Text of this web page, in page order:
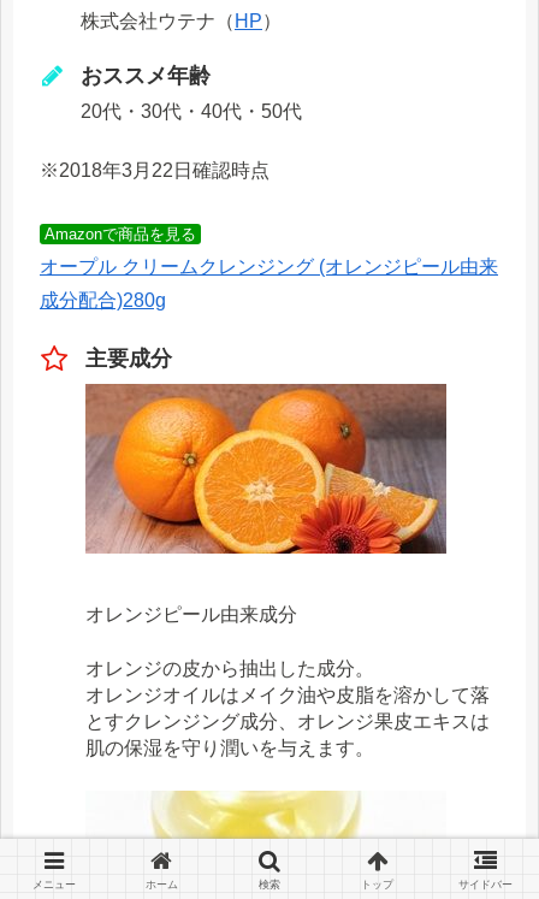
株式会社ウテナ（ HP）
おススメ年齢
20代・30代・40代・50代
※2018年3月22日確認時点
Amazonで商品を見る
オープル クリームクレンジング (オレンジピール由来
成分配合)280g
主要成分
オレンジピール由来成分
オレンジの皮から抽出した成分。
オレンジオイルはメイク油や皮脂を溶かして落
とすクレンジング成分、オレンジ果皮エキスは
肌の保湿を守り潤いを与えます。
メニュー ホーム 検索 トップ サイドバー